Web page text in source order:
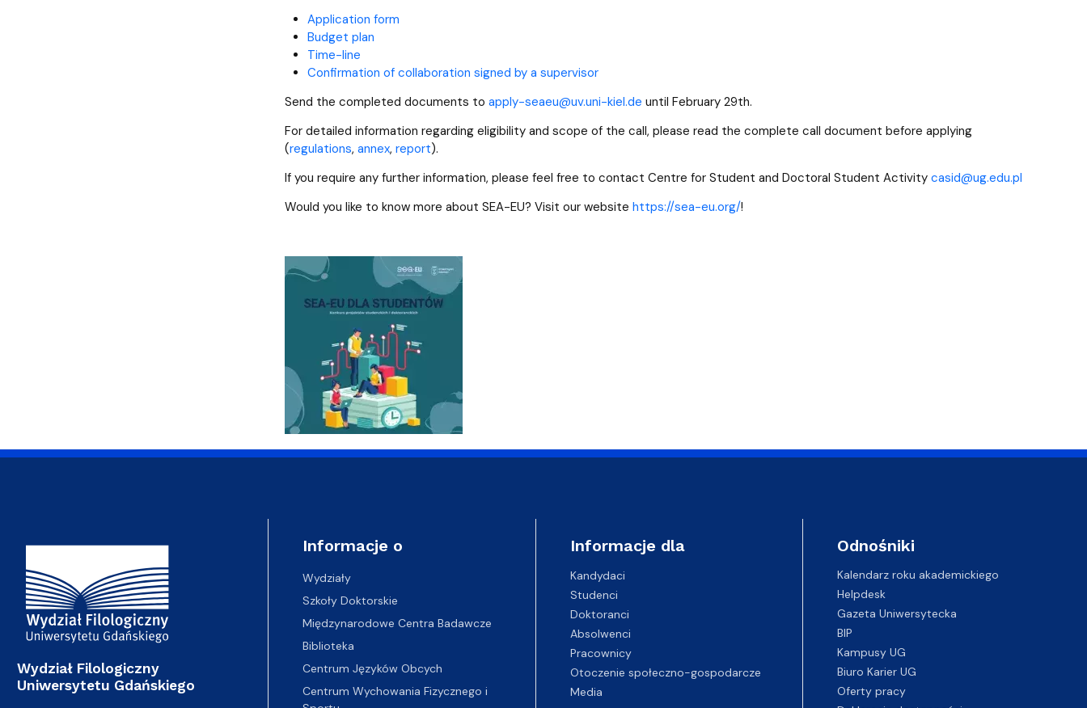
Application form
Budget plan
Time-line
Confirmation of collaboration signed by a supervisor
Send the completed documents to apply-seaeu@uv.uni-kiel.de until February 29th.
For detailed information regarding eligibility and scope of the call, please read the complete call document before applying
(regulations, annex, report).
If you require any further information, please feel free to contact Centre for Student and Doctoral Student Activity casid@ug.edu.pl
Would you like to know more about SEA-EU? Visit our website https://sea-eu.org/!
Adres Wydziału
Wydział Filologiczny
Uniwersytetu Gdańskiego
Informacje o
Wydziały
Szkoły Doktorskie
Międzynarodowe Centra Badawcze
Biblioteka
Centrum Języków Obcych
Centrum Wychowania Fizycznego i
Informacje dla
Kandydaci
Studenci
Doktoranci
Absolwenci
Pracownicy
Otoczenie społeczno-gospodarcze
Media
Odnośniki
Kalendarz roku akademickiego
Helpdesk
Gazeta Uniwersytecka
BIP
Kampusy UG
Biuro Karier UG
Oferty pracy